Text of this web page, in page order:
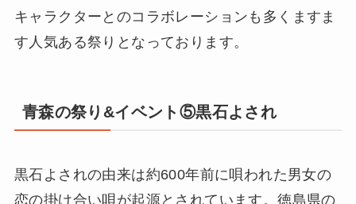
キャラクターとのコラボレーションも多くますま
す人気ある祭りとなっております。
青森の祭り&イベント⑤黒石よされ
黒石よされの由来は約600年前に唄われた男女の
恋の掛け合い唄が起源とされています。徳島県の